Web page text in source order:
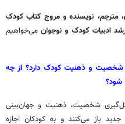
مترجم، نویسنده و مروج کتاب کودک
ادبیات کودک و نوجوانمی‌خواهیم
و ذهنیت کودک دارد؟ از چه
شود؟
شخصیت، ذهنیت و جهان‌بینی
باز می‌کنند و به کودکان اجازه